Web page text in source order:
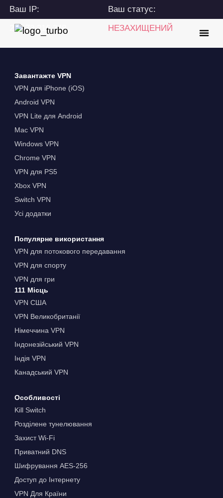
Ваш IP:
216.73.216.248
Ваш статус:
НЕЗАХИЩЕНИЙ
Завантажте VPN
VPN для iPhone (iOS)
Android VPN
VPN Lite для Android
Mac VPN
Windows VPN
Chrome VPN
VPN для PS5
Xbox VPN
Switch VPN
Усі додатки
Популярне використання
VPN для потокового передавання
VPN для спорту
VPN для гри
111 Місць
VPN США
VPN Великобританії
Німеччина VPN
Індонезійський VPN
Індія VPN
Канадський VPN
Особливості
Kill Switch
Розділене тунелювання
Захист Wi-Fi
Приватний DNS
Шифрування AES-256
Доступ до Інтернету
VPN Для Країни